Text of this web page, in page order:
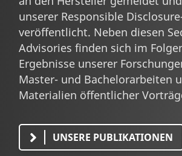
unserer Responsible
veröffentlicht. Neben diesen
Advisories finden sich im
Ergebnisse unserer
Master- und Bachelorarbeiten
Materialien öffentlicher
UNSERE PUBLIKATIONEN